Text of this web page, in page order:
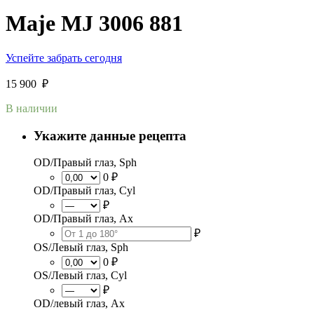
Maje MJ 3006 881
Успейте забрать сегодня
15 900 ₽
В наличии
Укажите данные рецепта
OD/Правый глаз, Sph
0 ₽
OD/Правый глаз, Cyl
₽
OD/Правый глаз, Ax
₽
OS/Левый глаз, Sph
0 ₽
OS/Левый глаз, Cyl
₽
OD/левый глаз, Ax